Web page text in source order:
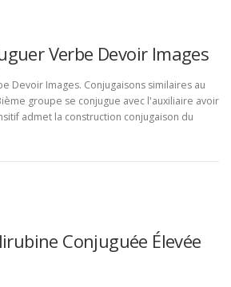
Verbe Devoir Images
Devoir Images. Conjugaisons similaires au
groupe se conjugue avec l'auxiliaire avoir
admet la construction conjugaison du
Conjuguée Élevée